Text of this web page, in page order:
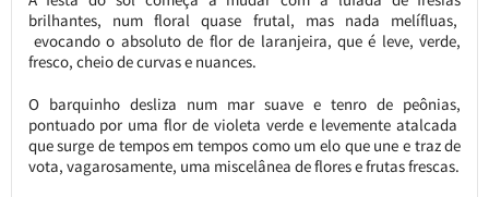
brilhantes, num floral quase frutal, mas nada melífluas,
evocando o absoluto de flor de laranjeira, que é leve, verde,
fresco, cheio de curvas e nuances.
O barquinho desliza num mar suave e tenro de peônias,
pontuado por uma flor de violeta verde e levemente atalcada
que surge de tempos em tempos como um elo que une e traz de
vota, vagarosamente, uma miscelânea de flores e frutas frescas.